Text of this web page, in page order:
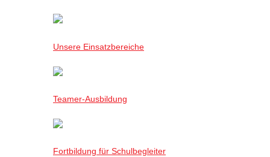
Unsere Einsatzbereiche
Teamer-Ausbildung
Fortbildung für Schulbegleiter